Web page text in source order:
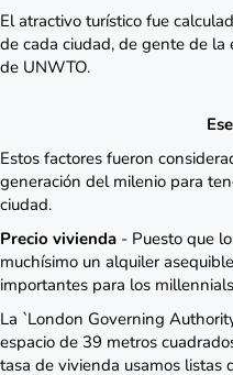
El atractivo turístico fue
de cada ciudad, de gente de
de UNWTO.
Estos factores fueron
generación del milenio para
ciudad.
Precio vivienda - Puesto que
muchísimo un alquiler
importantes para los
La `London Governing
espacio de 39 metros
tasa de vivienda usamos listas